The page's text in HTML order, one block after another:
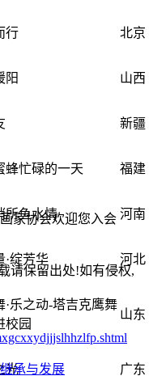
行 北京
阳 山西
新疆
蜂忙碌的一天 福建
所鱼水情 河南
·绽芳华 河北
·乐之动-塔吉克鹰舞
校园
山东
光 广东
家协会欢迎您入会
请保留出处!如有侵权,
承与发展